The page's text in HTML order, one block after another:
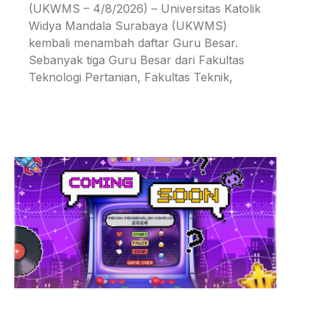
(UKWMS – 4/8/2026) – Universitas Katolik
Widya Mandala Surabaya (UKWMS)
kembali menambah daftar Guru Besar.
Sebanyak tiga Guru Besar dari Fakultas
Teknologi Pertanian, Fakultas Teknik,